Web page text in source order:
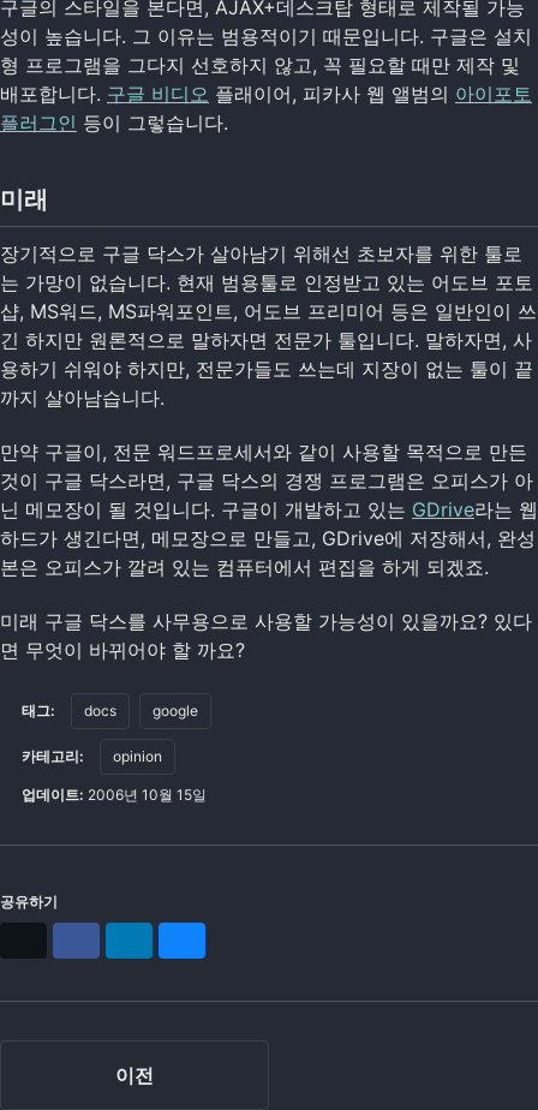
구글의 스타일을 본다면, AJAX+데스크탑 형태로 제작될 가능
성이 높습니다. 그 이유는 범용적이기 때문입니다. 구글은 설치
형 프로그램을 그다지 선호하지 않고, 꼭 필요할 때만 제작 및
배포합니다. 구글 비디오 플래이어, 피카사 웹 앨범의 아이포토
플러그인 등이 그렇습니다.
미래
장기적으로 구글 닥스가 살아남기 위해선 초보자를 위한 툴로
는 가망이 없습니다. 현재 범용툴로 인정받고 있는 어도브 포토
샵, MS워드, MS파워포인트, 어도브 프리미어 등은 일반인이 쓰
긴 하지만 원론적으로 말하자면 전문가 툴입니다. 말하자면, 사
용하기 쉬워야 하지만, 전문가들도 쓰는데 지장이 없는 툴이 끝
까지 살아남습니다.
만약 구글이, 전문 워드프로세서와 같이 사용할 목적으로 만든
것이 구글 닥스라면, 구글 닥스의 경쟁 프로그램은 오피스가 아
닌 메모장이 될 것입니다. 구글이 개발하고 있는 GDrive라는 웹
하드가 생긴다면, 메모장으로 만들고, GDrive에 저장해서, 완성
본은 오피스가 깔려 있는 컴퓨터에서 편집을 하게 되겠죠.
미래 구글 닥스를 사무용으로 사용할 가능성이 있을까요? 있다
면 무엇이 바뀌어야 할 까요?
태그: docs google
카테고리: opinion
업데이트: 2006년 10월 15일
공유하기
이전